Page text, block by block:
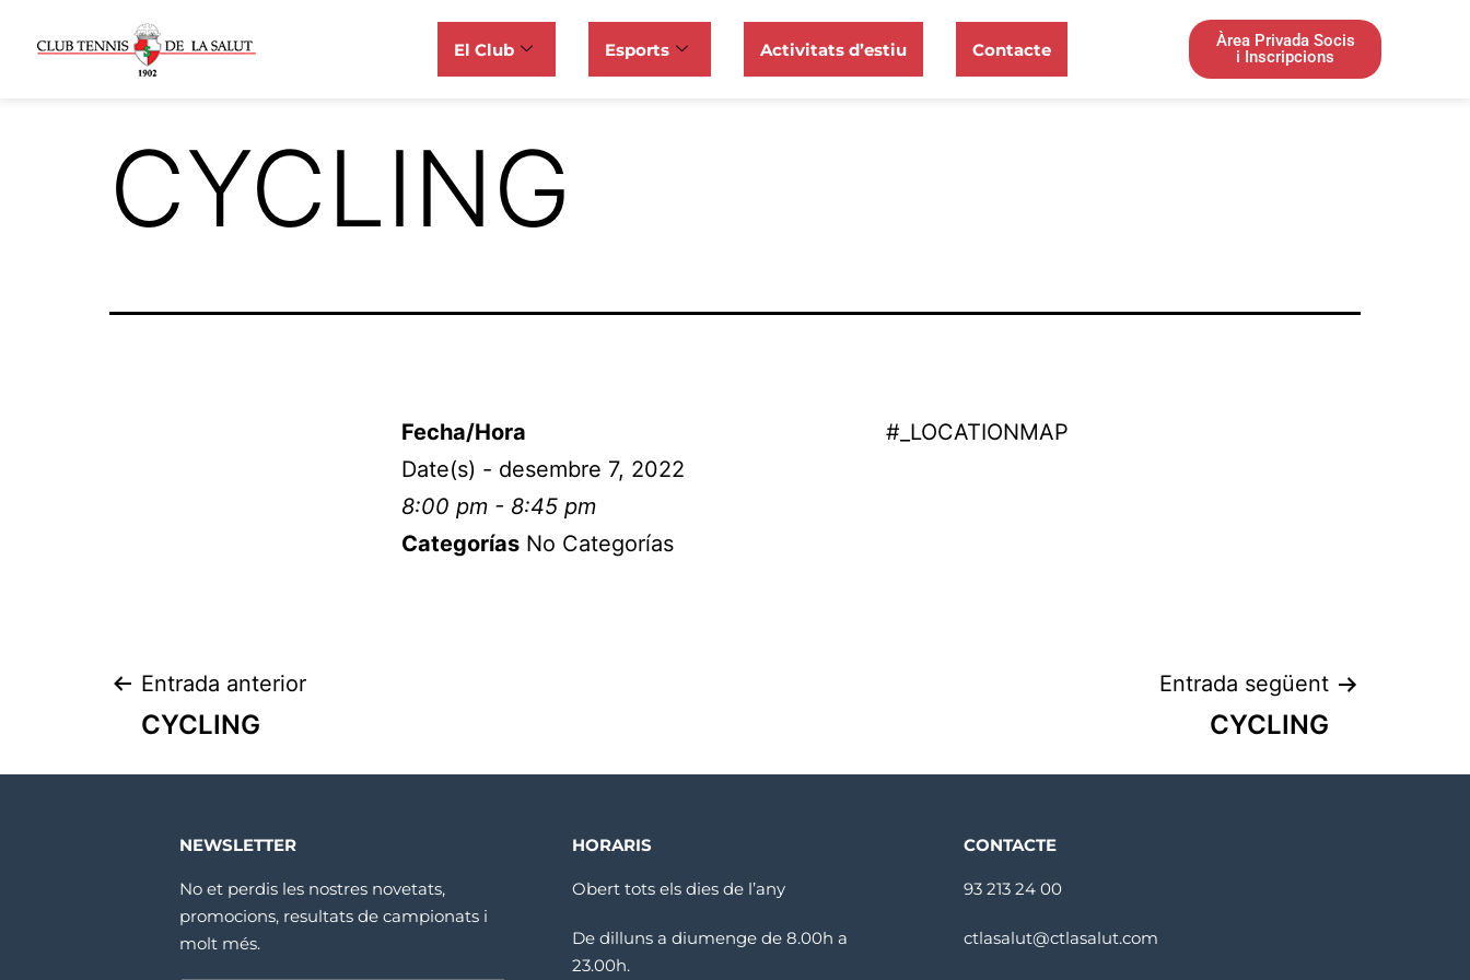
El Club Esports Activitats d’estiu Contacte
Àrea Privada Socis
i Inscripcions
CYCLING
#_LOCATIONMAP
Fecha/Hora
Date(s) - desembre 7, 2022
8:00 pm - 8:45 pm
Categorías No Categorías
Entrada anterior
CYCLING
Entrada següent
CYCLING
NEWSLETTER
No et perdis les nostres novetats,
promocions, resultats de campionats i
molt més.
HORARIS
Obert tots els dies de l’any
De dilluns a diumenge de 8.00h a
23.00h.
CONTACTE
93 213 24 00
ctlasalut@ctlasalut.com